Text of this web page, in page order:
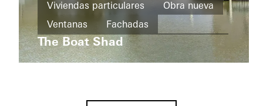
Seguridad
Automatización
particulares
Obra
nueva
Puertas
La
Secreta
Viviendas particulares
Obra nueva
Ventanas
Fachadas
Puertas correderas
Australia
The Boat Shad